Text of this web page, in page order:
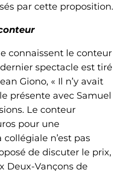
par cette proposition.
connaissent le conteur
spectacle est tiré
Giono, « Il n’y avait
présente avec Samuel
Le conteur
pour une
n’est pas
de discuter le prix,
Deux-Vançons de